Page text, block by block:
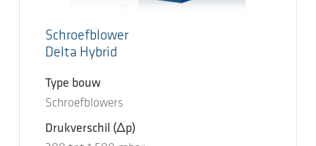
Schroefblower
Delta Hybrid
Type bouw
Schroefblowers
Drukverschil (Δp)